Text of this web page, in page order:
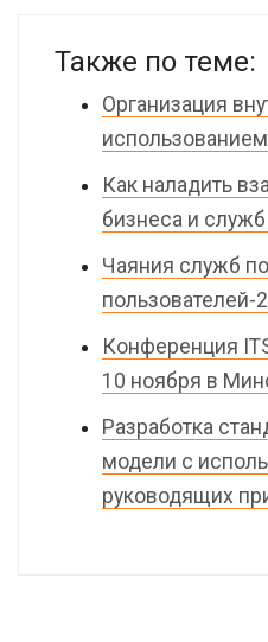
Также по теме:
Организация
использованием
Как наладить
бизнеса и
Чаяния служб
пользователей-
Конференция
10 ноября в
Разработка
модели с
руководящих